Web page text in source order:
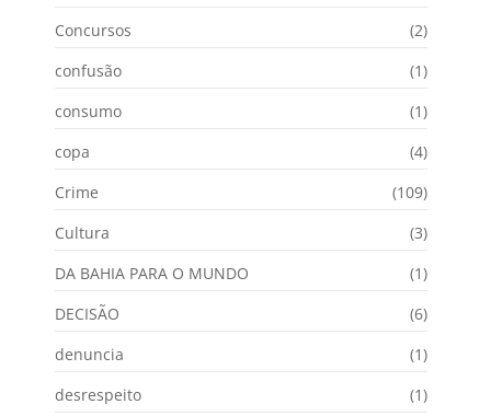
Concursos
(2)
confusão
(1)
consumo
(1)
copa
(4)
Crime
(109)
Cultura
(3)
DA BAHIA PARA O MUNDO
(1)
DECISÃO
(6)
denuncia
(1)
desrespeito
(1)